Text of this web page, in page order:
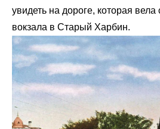
увидеть на дороге, которая
вокзала в Старый Харбин.